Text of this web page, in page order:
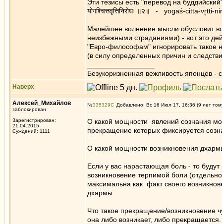
Эти тезисы есть "перевод на
योगश्चित्तवृत्तिनिरोधः ॥२॥ - yogaś-citta-vr̥tti-
Малейшее волнение мысли обусловит
неизбежными страданиями) - вот это
"Евро-философам" игнорировать такое
(в силу определенных причин и
Безукоризненная вежливость японцев -
Наверх
Алексей_Михайлов
заблокирован
Зарегистрирован:
21.04.2015
Суждений: 1111
№335329 Добавлено: Вс 16 Июл 17, 16:36 (9 лет
О какой мощности явлений сознания
прекращение которых фиксируется
О какой мощности возникновения
Если у вас нарастающая боль - то будут
возникновение терпимой боли
максимальна как факт своего
дхармы.
Что такое прекращение/
она либо возникает, либо прекращается.